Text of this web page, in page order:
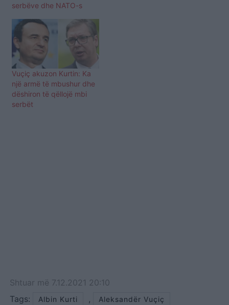
serbëve dhe NATO-s
Vuçiç akuzon Kurtin: Ka
një armë të mbushur dhe
dëshiron të qëllojë mbi
serbët
Shtuar më 7.12.2021 20:10
Tags:
Albin Kurti , Aleksandër Vuçiç